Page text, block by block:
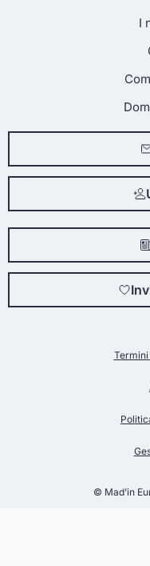
I
© Mad’in